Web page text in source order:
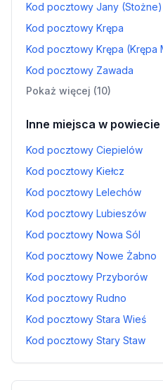
Kod pocztowy Jany (Stożne)
Kod pocztowy Krępa
Kod pocztowy Krępa (Krępa
Kod pocztowy Zawada
Pokaż więcej (10)
Inne miejsca w
Kod pocztowy Ciepielów
Kod pocztowy Kiełcz
Kod pocztowy Lelechów
Kod pocztowy Lubieszów
Kod pocztowy Nowa Sól
Kod pocztowy Nowe Żabno
Kod pocztowy Przyborów
Kod pocztowy Rudno
Kod pocztowy Stara Wieś
Kod pocztowy Stary Staw